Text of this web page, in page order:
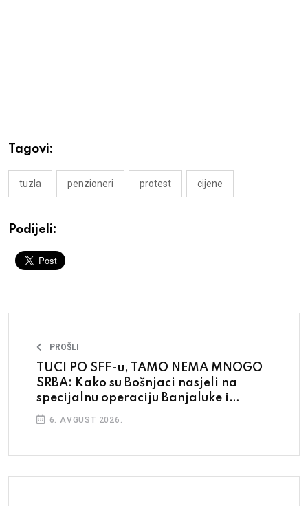
Tagovi:
tuzla penzioneri protest cijene
Podijeli:
PROŠLI
TUCI PO SFF-u, TAMO NEMA MNOGO
SRBA: Kako su Bošnjaci nasjeli na
specijalnu operaciju Banjaluke i
Beograda
6. AVGUST 2026.